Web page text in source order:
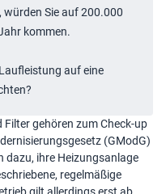
Sie auf 200.000
kommen.
auf eine
gehören zum Check-up
(GModG)
ihre Heizungsanlage
regelmäßige